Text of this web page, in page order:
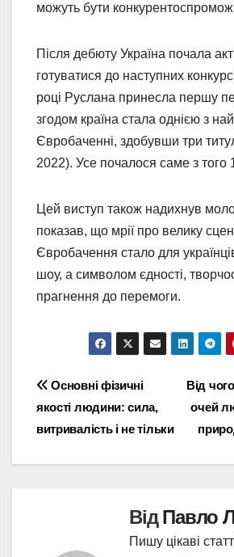
можуть бути
Після дебюту Україна почала
готуватися до наступних
році Руслана принесла першу
згодом країна стала однією з
Євробаченні, здобувши три
2022). Усе почалося саме з того
Цей виступ також надихнув
показав, що мрії про велику
Євробачення стало для
шоу, а символом єдності,
прагнення до перемоги.
Навігація
записів
Від
очей
Основні фізичні
якості людини: сила,
витривалість і не тільки
ВідПавло
Пишу цікаві